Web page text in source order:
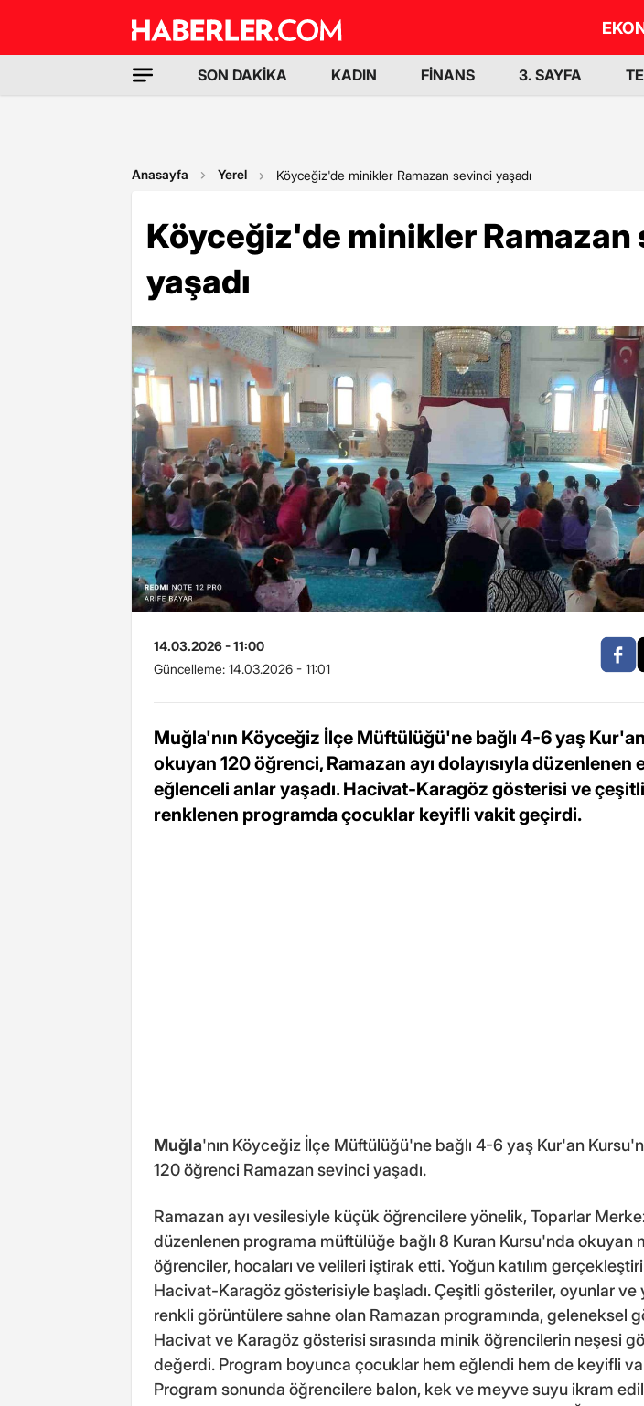
SON DAKİKA KADIN FİNANS 3. SAYFA
Anasayfa Yerel Köyceğiz'de minikler Ramazan sevinci yaşadı
Köyceğiz'de minikler Ramazan
yaşadı
14.03.2026 - 11:00
Güncelleme: 14.03.2026 - 11:01
Muğla'nın Köyceğiz İlçe Müftülüğü'ne bağlı 4-6 yaş
okuyan 120 öğrenci, Ramazan ayı dolayısıyla düzenlenen
eğlenceli anlar yaşadı. Hacivat-Karagöz gösterisi ve
renklenen programda çocuklar keyifli vakit geçirdi.
Muğla'nın Köyceğiz İlçe Müftülüğü'ne bağlı 4-6 yaş Kur'an
120 öğrenci Ramazan sevinci yaşadı.
Ramazan ayı vesilesiyle küçük öğrencilere yönelik, Toparlar
düzenlenen programa müftülüğe bağlı 8 Kuran Kursu'nda okuyan
öğrenciler, hocaları ve velileri iştirak etti. Yoğun katılım
Hacivat-Karagöz gösterisiyle başladı. Çeşitli gösteriler, oyunlar ve
renkli görüntülere sahne olan Ramazan programında, geleneksel
Hacivat ve Karagöz gösterisi sırasında minik öğrencilerin neşesi
değerdi. Program boyunca çocuklar hem eğlendi hem de keyifli
Program sonunda öğrencilere balon, kek ve meyve suyu ikram